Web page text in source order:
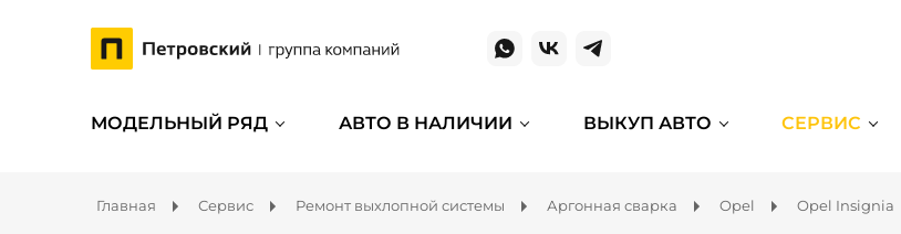
МОДЕЛЬНЫЙ РЯД АВТО В НАЛИЧИИ ВЫКУП АВТО СЕРВИС
Главная Сервис Ремонт выхлопной системы Аргонная сварка Opel Opel Insignia